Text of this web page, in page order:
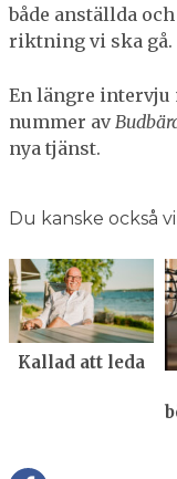
både anställda
riktning vi ska gå.
En längre intervju
nummer av
nya tjänst.
Du kanske också
Kallad att leda